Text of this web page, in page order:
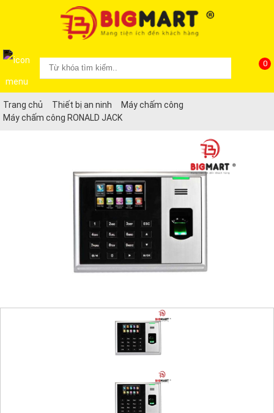
0
Trang chủ Thiết bị an ninh
Máy chấm công
Máy chấm công RONALD JACK